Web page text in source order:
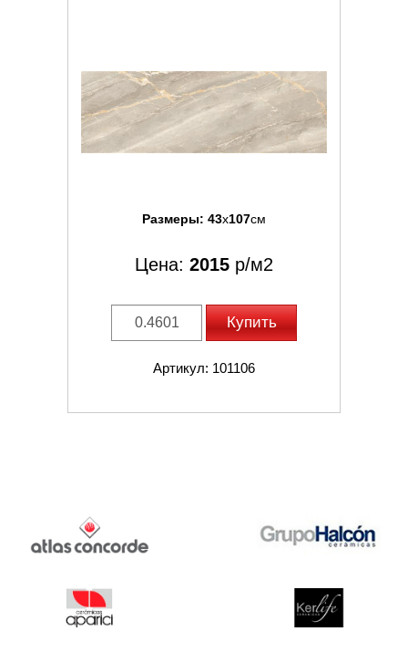
Размеры: 43x107см
Цена: 2015 р/м2
Купить
Артикул: 101106